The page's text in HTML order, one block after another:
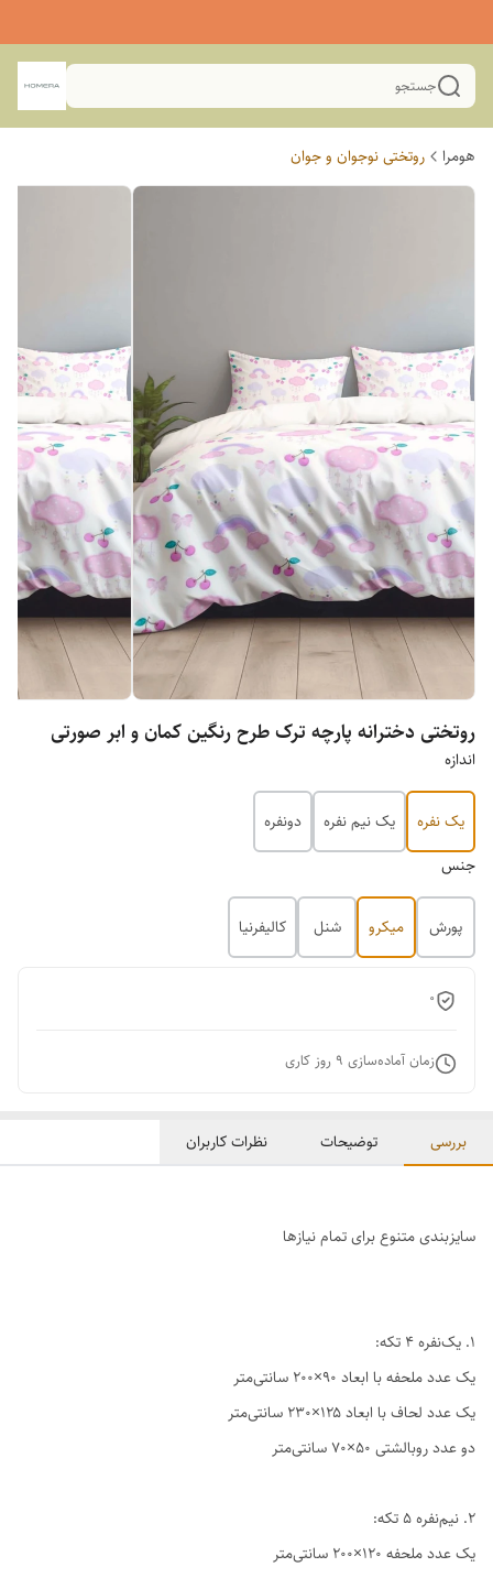
جستجو
هومرا روتختی نوجوان و جوان
روتختی دخترانه پارچه ترک طرح رنگین کمان و ابر صورتی
اندازه
یک نفره یک نیم نفره
دونفره
جنس
پورش میکرو شنل کالیفرنیا
0
زمان آماده‌سازی 9 روز کاری
بررسی توضیحات نظرات کاربران
سایزبندی متنوع برای تمام نیازها
1. یک‌نفره ۴ تکه:
یک عدد ملحفه با ابعاد ۹۰×۲۰۰ سانتی‌متر
یک عدد لحاف با ابعاد ۱۲۵×۲۳۰ سانتی‌متر
دو عدد روبالشتی ۵۰×۷۰ سانتی‌متر
2. نیم‌نفره ۵ تکه:
یک عدد ملحفه ۱۲۰×۲۰۰ سانتی‌متر